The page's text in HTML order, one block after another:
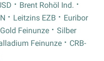
Brent Rohöl Ind.
Leitzins EZB
Euribor
Gold Feinunze
Silber
Feinunze
CRB-